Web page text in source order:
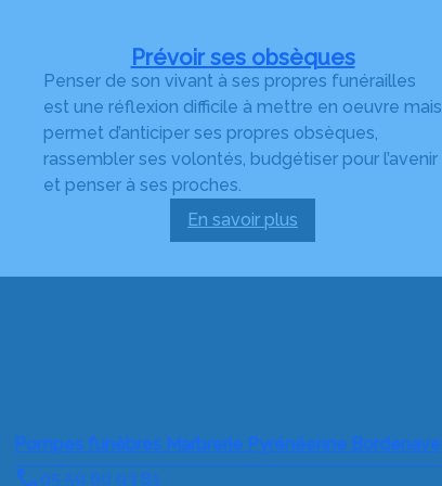
Prévoir ses obsèques
Penser de son vivant à ses propres funérailles
est une réflexion difficile à mettre en oeuvre mais
permet d’anticiper ses propres obsèques,
rassembler ses volontés, budgétiser pour l’avenir
et penser à ses proches.
En savoir plus
:
ses
Pompes funèbres Marbrerie Pyrénéenne Bordenave
05 59 60 93 81